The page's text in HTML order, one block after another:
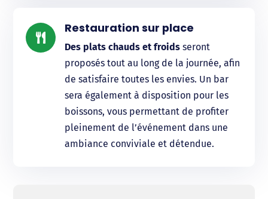

Restauration sur place
Des plats chauds et froidsseront
proposés tout au long de la journée, afin
de satisfaire toutes les envies. Un bar
sera également à disposition pour les
boissons, vous permettant de profiter
pleinement de l’événement dans une
ambiance conviviale et détendue.